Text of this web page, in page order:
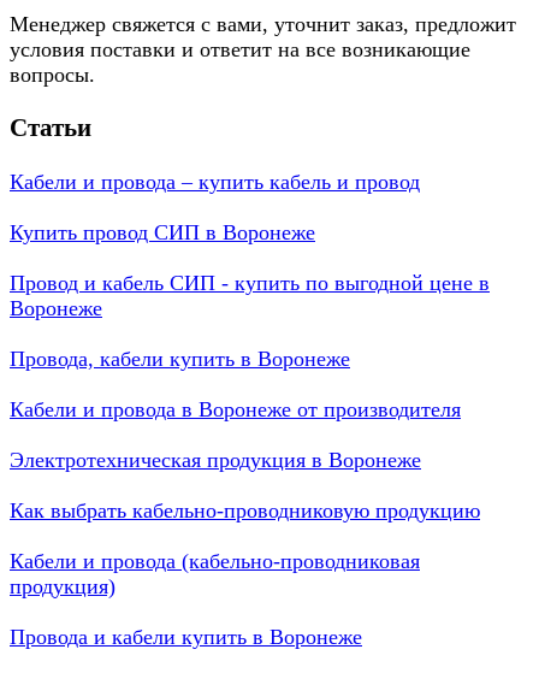
Менеджер свяжется с вами, уточнит заказ, предложит
условия поставки и ответит на все возникающие
вопросы.
Статьи
Кабели и провода – купить кабель и провод
Купить провод СИП в Воронеже
Провод и кабель СИП - купить по выгодной цене в
Воронеже
Провода, кабели купить в Воронеже
Кабели и провода в Воронеже от производителя
Электротехническая продукция в Воронеже
Как выбрать кабельно-проводниковую продукцию
Кабели и провода (кабельно-проводниковая
продукция)
Провода и кабели купить в Воронеже